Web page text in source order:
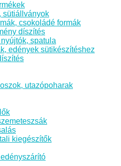
sütiállványok
csokoládé formák
díszítés
spatula
edények sütikészítéshez
utazópoharak
kiegészítők